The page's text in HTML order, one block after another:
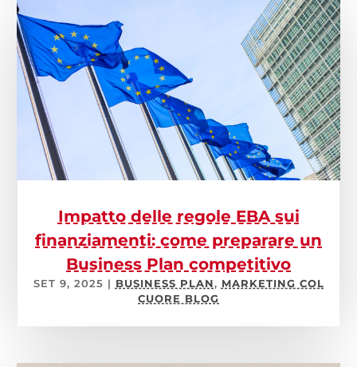
Impatto delle regole EBA sui
finanziamenti: come preparare un
Business Plan competitivo
SET 9, 2025 | BUSINESS PLAN, MARKETING COL
CUORE BLOG